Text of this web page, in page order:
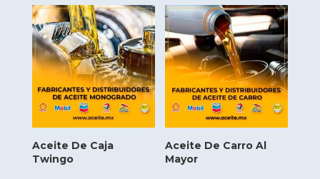
Aceite De Caja
Twingo
Aceite De Carro Al
Mayor